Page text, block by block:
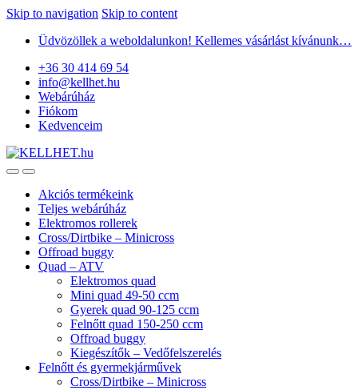
Skip to navigation Skip to content
Üdvözöllek a weboldalunkon! Kellemes vásárlást kívánunk…
+36 30 414 69 54
info@kellhet.hu
Webárúház
Fiókom
Kedvenceim
Akciós termékeink
Teljes webárúház
Elektromos rollerek
Cross/Dirtbike – Minicross
Offroad buggy
Quad – ATV
Elektromos quad
Mini quad 49-50 ccm
Gyerek quad 90-125 ccm
Felnőtt quad 150-250 ccm
Offroad buggy
Kiegészítők – Vedőfelszerelés
Felnőtt és gyermekjárművek
Cross/Dirtbike – Minicross